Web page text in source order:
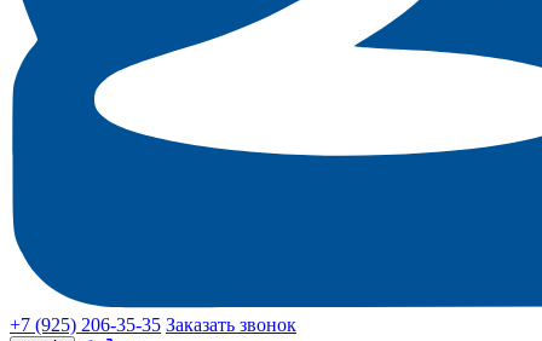
+7 (925) 206‑35‑35 Заказать звонок